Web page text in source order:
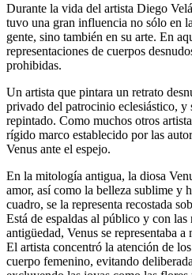
Durante la vida del artista Diego
tuvo una gran influencia no sólo en
gente, sino también en su arte. En
representaciones de cuerpos
prohibidas.
Un artista que pintara un retrato
privado del patrocinio eclesiástico, y
repintado. Como muchos otros
rígido marco establecido por las
Venus ante el espejo.
En la mitología antigua, la diosa
amor, así como la belleza sublime y
cuadro, se la representa recostada
Está de espaldas al público y con
antigüedad, Venus se representaba
El artista concentró la atención de
cuerpo femenino, evitando